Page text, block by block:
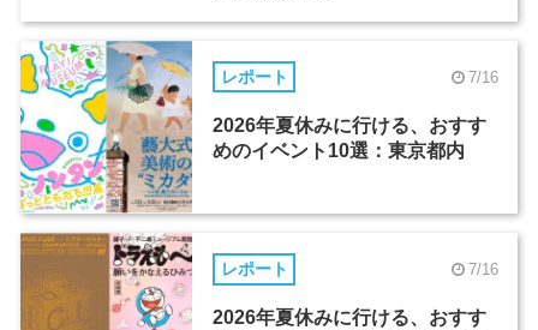
レポート 7/16
2026年夏休みに行ける、おすす
めのイベント10選：東京都内
レポート 7/16
2026年夏休みに行ける、おすす